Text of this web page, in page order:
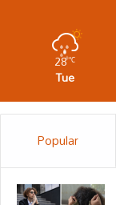
28℃
Tue
Popular